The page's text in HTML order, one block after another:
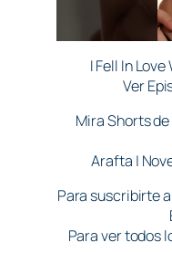
I Fell In
Ver
Mira Shorts
Arafta |
Para suscribirte
Para ver todos